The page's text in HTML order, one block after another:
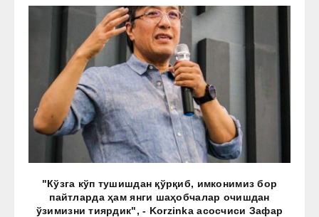
"Кўзга кўп тушишдан қўрқиб, имконимиз бор
пайтларда ҳам янги шаҳобчалар очишдан
ўзимизни тиярдик", - Korzinka асосчиси Зафар